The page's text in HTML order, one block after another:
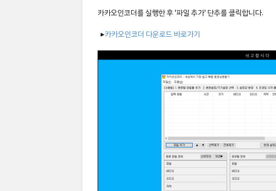
카카오인코더를 실행한 후 '파일 추가' 단추를 클릭합니다.
▸카카오인코더 다운로드 바로가기